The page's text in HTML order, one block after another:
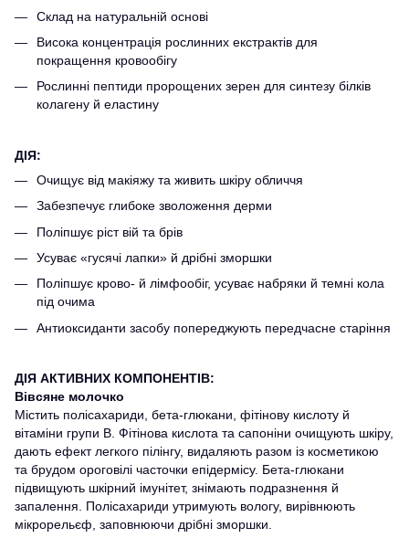
Склад на натуральній основі
Висока концентрація рослинних екстрактів для
покращення кровообігу
Рослинні пептиди пророщених зерен для синтезу білків
колагену й еластину
ДІЯ:
Очищує від макіяжу та живить шкіру обличчя
Забезпечує глибоке зволоження дерми
Поліпшує ріст вій та брів
Усуває «гусячі лапки» й дрібні зморшки
Поліпшує крово- й лімфообіг, усуває набряки й темні кола
під очима
Антиоксиданти засобу попереджують передчасне старіння
ДІЯ АКТИВНИХ КОМПОНЕНТІВ:
Вівсяне молочко
Містить полісахариди, бета-глюкани, фітінову кислоту й
вітаміни групи В. Фітінова кислота та сапоніни очищують шкіру,
дають ефект легкого пілінгу, видаляють разом із косметикою
та брудом ороговілі часточки епідермісу. Бета-глюкани
підвищують шкірний імунітет, знімають подразнення й
запалення. Полісахариди утримують вологу, вирівнюють
мікрорельєф, заповнюючи дрібні зморшки.